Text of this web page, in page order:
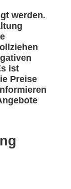
werden.
ist
Preise